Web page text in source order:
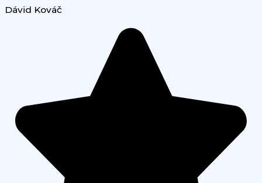
Dávid Kováč